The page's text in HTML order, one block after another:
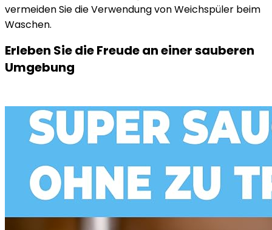
vermeiden Sie die Verwendung von Weichspüler beim
Waschen.
Erleben Sie die Freude an einer sauberen
Umgebung